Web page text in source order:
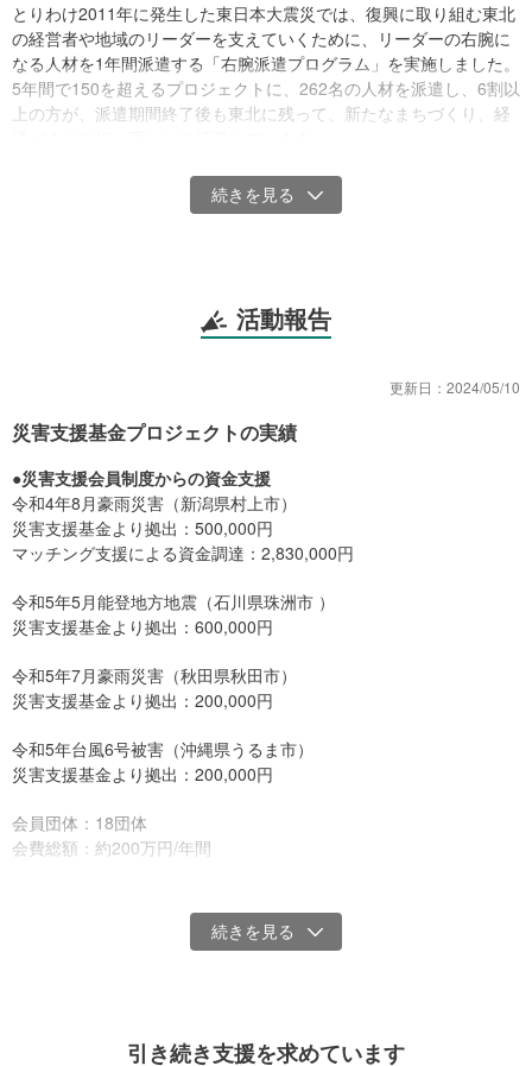
とりわけ2011年に発生した東日本大震災では、復興に取り組む東北
の経営者や地域のリーダーを支えていくために、リーダーの右腕に
なる人材を1年間派遣する「右腕派遣プログラム」を実施しました。
5年間で150を超えるプロジェクトに、262名の人材を派遣し、6割以
上の方が、派遣期間終了後も東北に残って、新たなまちづくり、経
●災害時が発生した時の「隙間」を埋める
近年、毎年のように大きな災害が日本各地で発生しています。
されているのが、地域に根差した中間支援組織です。
●地域の中長期的な復興を支える存在として
ったからと言って終わるものではありません。半年、2年、3年そし
て、その後もずっと続いていくものです。
しかし、災害が発生してから半年後以降にはボランティアや専門の
NPOの支援はぐっと減り、復興を支える存在は地域内の人材に移っ
申請などが始まり、子どもたちもさまざまな場面でこれまでと違う
日常に遭遇します。そうした一人ひとりの変化に寄り添い、後押し
中間支援組織は日常的に地域との関係性を育んでいるからこそ、災
活動報告
更新日： 2024/05/10
災害支援基金プロジェクトの実績
●災害支援会員制度からの資金支援
令和4年8月豪雨災害（新潟県村上市）
災害支援基金より拠出：500,000円
マッチング支援による資金調達：2,830,000円
令和5年5月能登地方地震（石川県珠洲市 ）
災害支援基金より拠出：600,000円
令和5年7月豪雨災害（秋田県秋田市）
災害支援基金より拠出：200,000円
令和5年台風6号被害（沖縄県うるま市）
災害支援基金より拠出：200,000円
会員団体：18団体
会費総額：約200万円/年間
令和3年熱海市伊豆山土石流災害：総額4,850,000円
令和4年福島県相馬市復興支援センターMIRAI：1,914,000円
引き続き支援を求めています